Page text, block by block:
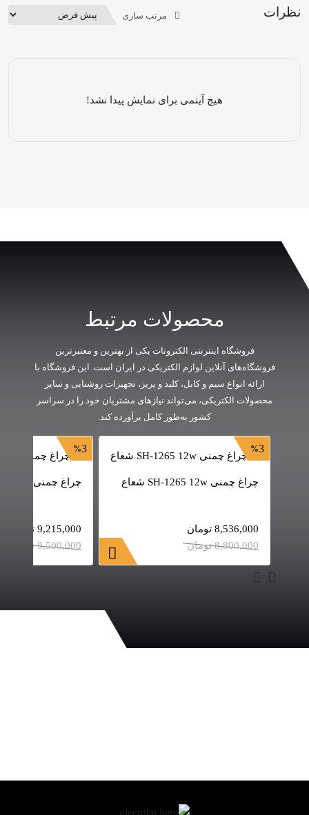
نظرات مرتب سازی
هیچ آیتمی برای نمایش پیدا نشد!
محصولات مرتبط
فروشگاه اینترنتی الکتروتات یکی از بهترین و معتبرترین
فروشگاه‌های آنلاین لوازم الکتریکی در ایران است. این فروشگاه با
ارائه انواع سیم و کابل، کلید و پریز، تجهیزات روشنایی و سایر
محصولات الکتریکی، می‌تواند نیازهای مشتریان خود را در سراسر
کشور به‌طور کامل برآورده کند.
3
چراغ چمنی SH-1265 12w شعاع
8,536,000 تومان
8,800,000 تومان
3
چراغ چمنی SH-1268 12w شعاع
9,215,000 تومان
9,500,000 تومان